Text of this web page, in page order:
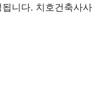
니다. 치호건축사사